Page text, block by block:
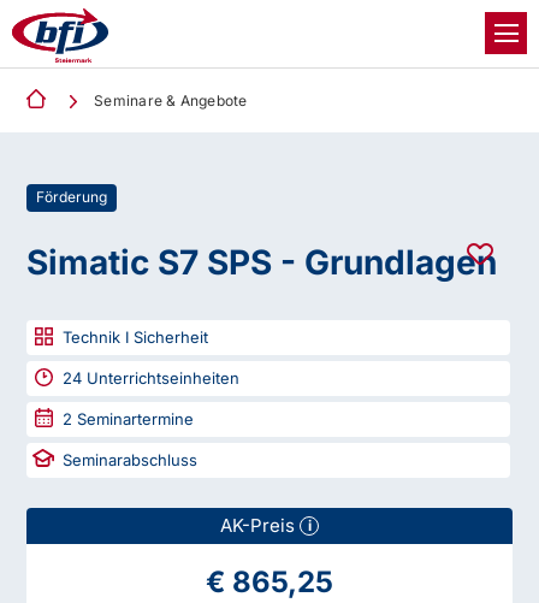
Seminare & Angebote
Förderung
Simatic S7 SPS - Grundlagen
Technik I Sicherheit
24 Unterrichtseinheiten
2 Seminartermine
Seminarabschluss
AK-Preis i
€ 865,25